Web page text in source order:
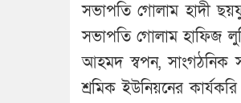
সভাপতি গোলাম হাদী
সভাপতি গোলাম হাফিজ
আহমদ স্বপন, সাংগঠনিক
শ্রমিক ইউনিয়নের